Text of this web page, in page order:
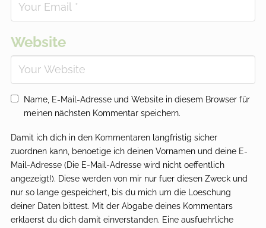
Website
Name, E-Mail-Adresse und Website in diesem Browser für
meinen nächsten Kommentar speichern.
Damit ich dich in den Kommentaren langfristig sicher
zuordnen kann, benoetige ich deinen Vornamen und deine E-
Mail-Adresse (Die E-Mail-Adresse wird nicht oeffentlich
angezeigt!). Diese werden von mir nur fuer diesen Zweck und
nur so lange gespeichert, bis du mich um die Loeschung
deiner Daten bittest. Mit der Abgabe deines Kommentars
erklaerst du dich damit einverstanden. Eine ausfuehrliche